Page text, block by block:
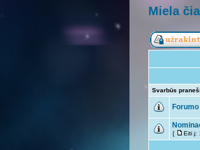
Miela
Svarbūs
[ Eiti į: